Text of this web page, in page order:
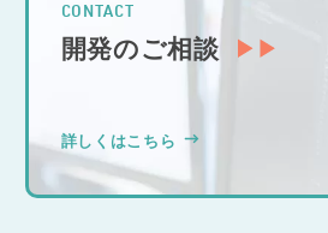
CONTACT
開発のご相談
詳しくはこちら